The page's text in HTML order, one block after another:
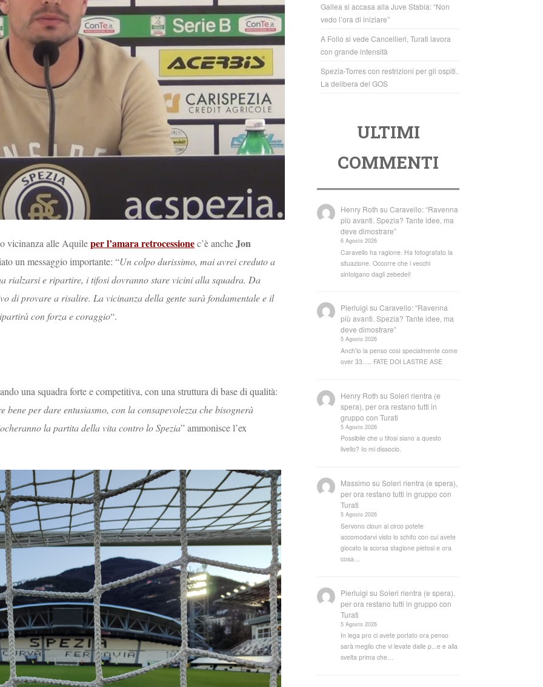
vicinanza alle Aquileper l’amara retrocessionec’è ancheJon
un messaggio importante: “Un colpo durissimo, mai avrei creduto a
rialzarsi e ripartire, i tifosi dovranno stare vicini alla squadra. Da
di provare a risalire. La vicinanza della gente sarà fondamentale e il
con forza e coraggio“.
una squadra forte e competitiva, con una struttura di base di qualità:
per dare entusiasmo, con la consapevolezza che bisognerà
la partita della vita contro lo Spezia” ammonisce l’ex
Gallea si accasa alla Juve Stabia: “Non
vedo l’ora di iniziare”
A Follo si vede Cancellieri, Turati lavora
con grande intensità
Spezia-Torres con restrizioni per gli ospiti.
La delibera del GOS
ULTIMI
COMMENTI
Henry Roth suCaravello: “Ravenna
più avanti. Spezia? Tante idee, ma
deve dimostrare”
6 Agosto 2026
Caravello ha ragione. Ha fotografato la
situazione. Occorre che i vecchi
sintolgano dagli zebedei!
Pierluigi suCaravello: “Ravenna
più avanti. Spezia? Tante idee, ma
deve dimostrare”
5 Agosto 2026
Anch'io la penso così specialmente come
over 33..... FATE DOI LASTRE ASE
Henry Roth suSoleri rientra (e
spera), per ora restano tutti in
gruppo con Turati
5 Agosto 2026
Possibile che u tifosi siano a questo
livello? Io mi dissocio.
Massimo suSoleri rientra (e spera),
per ora restano tutti in gruppo con
Turati
5 Agosto 2026
Servono cloun al circo potete
accomodarvi visto lo schifo con cui avete
giocato la scorsa stagione pietosi e ora
cosa…
Pierluigi suSoleri rientra (e spera),
per ora restano tutti in gruppo con
Turati
5 Agosto 2026
In lega pro ci avete portato ora penso
sarà meglio che vi levate dalle p...e e alla
svelta prima che…